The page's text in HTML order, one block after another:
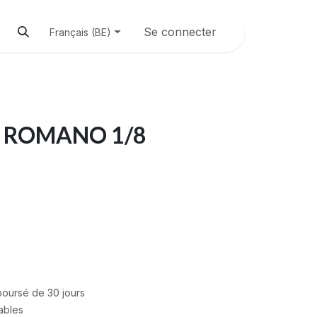
Français (BE) Se connecter
ROMANO 1/8
de 30 jours